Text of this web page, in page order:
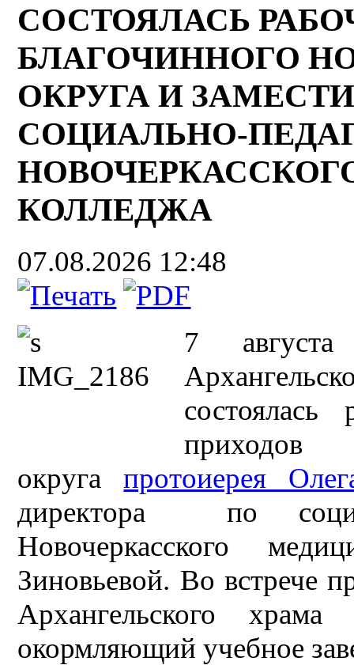
СОСТОЯЛАСЬ
БЛАГОЧИННОГО
ОКРУГА И
СОЦИАЛЬНО-
КОЛЛЕДЖА
07.08.2026 12:48
7
состоялась
округапротоиерея
директора по
Новочеркасского
Зиновьевой. Во встрече
Архангельского
окормляющий учебное